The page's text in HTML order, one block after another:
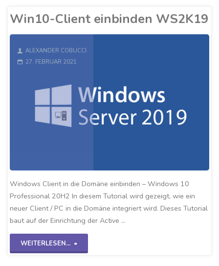
Win10-Client einbinden WS2K19
ALEXANDER COBUCCI
27. FEBRUAR 2021
Windows Client in die Domäne einbinden – Windows 10
Professional 20H2 In diesem Tutorial wird gezeigt, wie ein
neuer Client / PC in die Domäne integriert wird. Dieses Tutorial
baut auf der Einrichtung der Active …
WEITERLESEN...
"Win10-